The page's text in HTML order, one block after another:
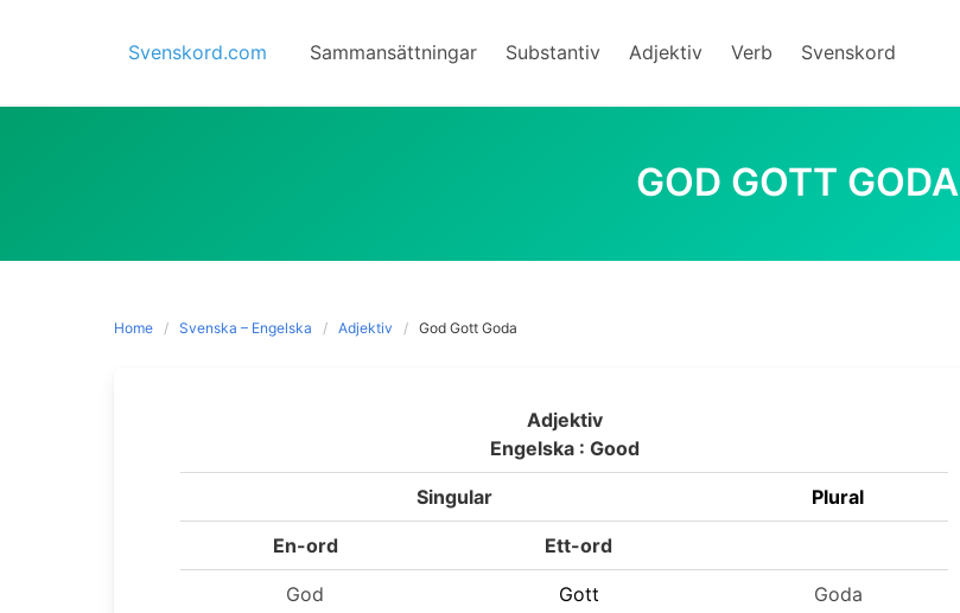
Svenskord.com Sammansättningar Substantiv Adjektiv Verb Svenskord
GOD GOTT GODA
Home Svenska – Engelska Adjektiv God Gott Goda
Adjektiv
Engelska : Good
Singular Plural
En-ord Ett-ord
God Gott Goda